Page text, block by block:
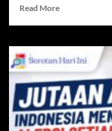
Read MoreRead
Studi:
Gigi
Berlubang
di
Masa
Kecil
Tingkatkan